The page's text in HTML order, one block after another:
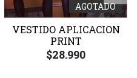
AGOTADO
VESTIDO APLICACION
PRINT
$28.990